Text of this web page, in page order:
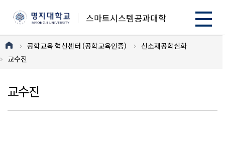
스마트시스템공과대학
공학교육 혁신센터 (공학교육인증)
신소재공학심화
교수진
교수진